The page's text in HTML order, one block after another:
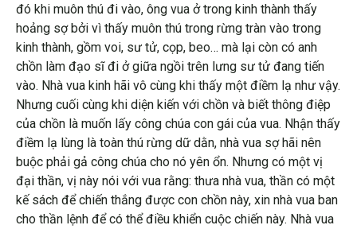
đó khi muôn thú đi vào, ông vua ở trong kinh thành thấy
hoảng sợ bởi vì thấy muôn thú trong rừng tràn vào trong
kinh thành, gồm voi, sư tử, cọp, beo… mà lại còn có anh
chồn làm đạo sĩ đi ở giữa ngồi trên lưng sư tử đang tiến
vào. Nhà vua kinh hãi vô cùng khi thấy một điềm lạ như vậy.
Nhưng cuối cùng khi diện kiến với chồn và biết thông điệp
của chồn là muốn lấy công chúa con gái của vua. Nhận thấy
điềm lạ lùng là toàn thú rừng dữ dằn, nhà vua sợ hãi nên
buộc phải gả công chúa cho nó yên ổn. Nhưng có một vị
đại thần, vị này nói với vua rằng: thưa nhà vua, thần có một
kế sách để chiến thắng được con chồn này, xin nhà vua ban
cho thần lệnh để có thể điều khiển cuộc chiến này. Nhà vua